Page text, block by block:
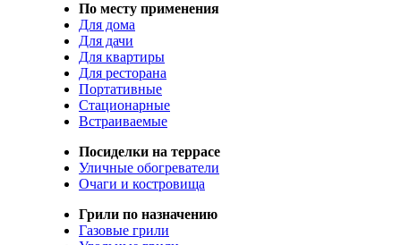
По месту применения
Для дома
Для дачи
Для квартиры
Для ресторана
Портативные
Стационарные
Встраиваемые
Посиделки на террасе
Уличные обогреватели
Очаги и костровища
Грили по назначению
Газовые грили